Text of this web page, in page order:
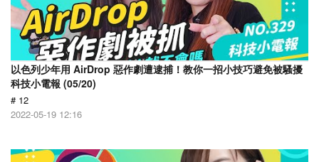
以色列少年用 AirDrop 惡作劇遭逮捕！教你一招小技巧避免被騷擾
科技小電報 (05/20)
# 12
2022-05-19 12:16